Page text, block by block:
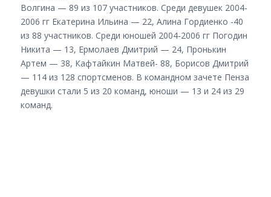
Волгина — 89 из 107 участников. Среди девушек 2004-
2006 гг Екатерина Ильина — 22, Алина Гордиенко -40
из 88 участников. Среди юношей 2004-2006 гг Погодин
Никита — 13, Ермолаев Дмитрий — 24, Пронькин
Артем — 38, Кафтайкин Матвей- 88, Борисов Дмитрий
— 114 из 128 спортсменов. В командном зачете Пенза
девушки стали 5 из 20 команд, юноши — 13 и 24 из 29
команд.